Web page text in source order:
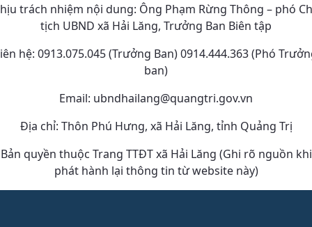
trách nhiệm nội dung: Ông Phạm Rừng Thông – phó
tịch UBND xã Hải Lăng, Trưởng Ban Biên tập
hệ: 0913.075.045 (Trưởng Ban) 0914.444.363 (Phó
ban)
Email: ubndhailang@quangtri.gov.vn
Địa chỉ: Thôn Phú Hưng, xã Hải Lăng, tỉnh Quảng Trị
Bản quyền thuộc Trang TTĐT xã Hải Lăng (Ghi rõ nguồn khi
phát hành lại thông tin từ website này)